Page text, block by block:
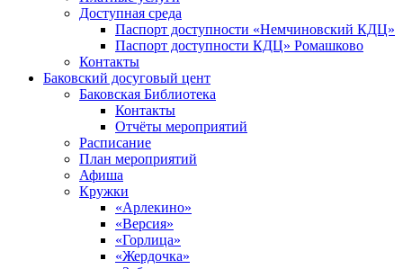
Доступная среда
Паспорт доступности «Немчиновский КДЦ»
Паспорт доступности КДЦ» Ромашково
Контакты
Баковский досуговый цент
Баковская Библиотека
Контакты
Отчёты мероприятий
Расписание
План мероприятий
Афиша
Кружки
«Арлекино»
«Версия»
«Горлица»
«Жердочка»